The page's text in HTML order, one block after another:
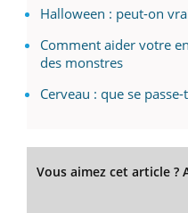
Halloween : peut-on
Comment aider votre
des monstres
Cerveau : que se
Vous aimez cet article ?